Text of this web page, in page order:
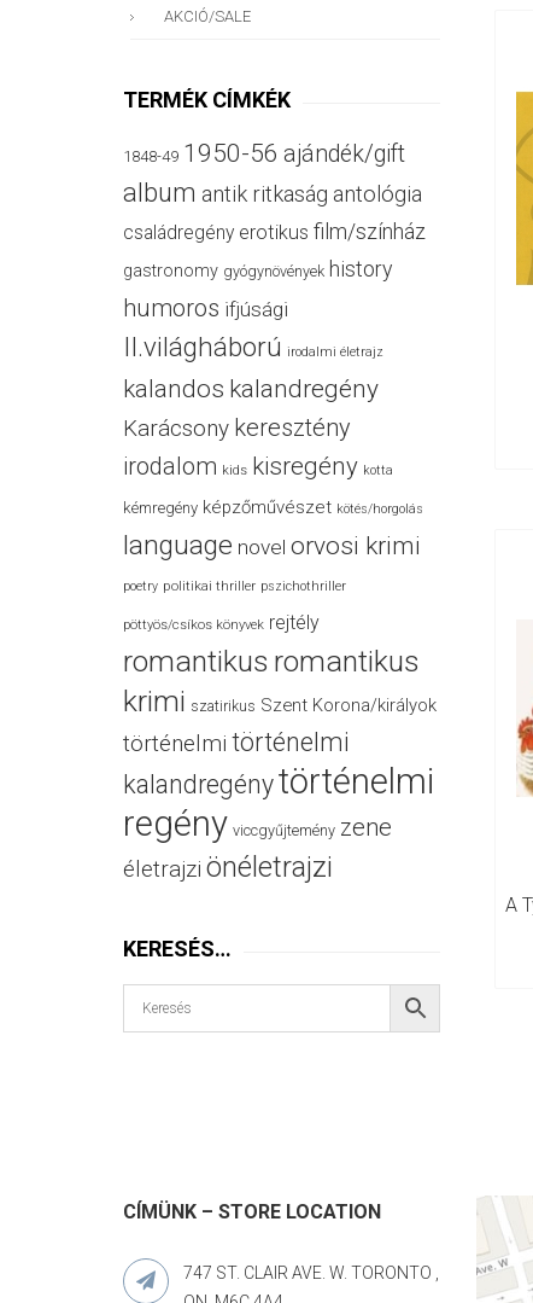
A
AKCIÓ/SALE
TERMÉK CÍMKÉK
1848-49 1950-56 ajándék/gift
album antik ritkaság antológia
családregény erotikus film/színház
gastronomy gyógynövények history
humoros ifjúsági
II.világháború irodalmi életrajz
kalandos kalandregény
Karácsony keresztény
irodalom kids kisregény kotta
kémregény képzőművészet kötés/horgolás
language novel orvosi krimi
poetry politikai thriller pszichothriller
pöttyös/csíkos könyvek rejtély
romantikus romantikus
krimi szatirikus Szent Korona/királyok
történelmi történelmi
kalandregénytörténelmi
regény viccgyűjtemény zene
életrajzi önéletrajzi
KERESÉS…
CÍMÜNK – STORE LOCATION
747 ST. CLAIR AVE. W. TORONTO ,